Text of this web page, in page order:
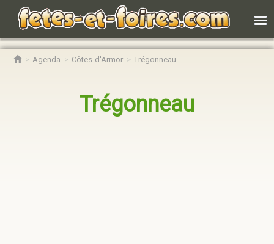
Agenda Côtes-d'Armor Trégonneau
Trégonneau